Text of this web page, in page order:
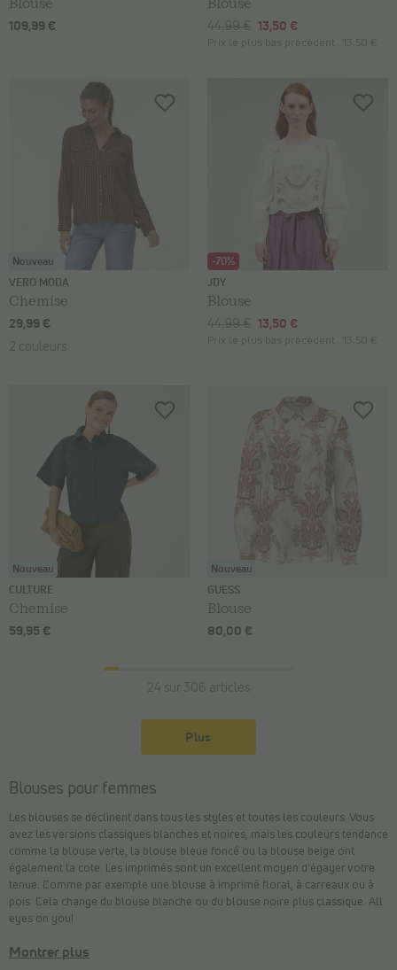
Blouse
109,99 €
Blouse
44,99 € 13,50 €
Prix le plus bas précédent : 13,50 €
Nouveau
VERO MODA
Chemise
29,99 €
2 couleurs
-70%
JDY
Blouse
44,99 € 13,50 €
Prix le plus bas précédent : 13,50 €
Nouveau
CULTURE
Chemise
59,95 €
Nouveau
GUESS
Blouse
80,00 €
24 sur 306 articles
Plus
Blouses pour femmes
Les blouses se déclinent dans tous les styles et toutes les couleurs. Vous
avez les versions classiques blanches et noires, mais les couleurs tendance
comme la blouse verte, la blouse bleue foncé ou la blouse beige ont
également la cote. Les imprimés sont un excellent moyen d'égayer votre
tenue. Comme par exemple une blouse à imprimé floral, à carreaux ou à
pois. Cela change du blouse blanche ou du blouse noire plus classique. All
eyes on you!
Montrer plus